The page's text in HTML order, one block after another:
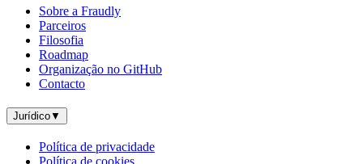
Sobre a Fraudly
Parceiros
Filosofia
Roadmap
Organização no GitHub
Contacto
Jurídico▼
Política de privacidade
Política de cookies